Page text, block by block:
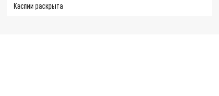
Каспии раскрыта